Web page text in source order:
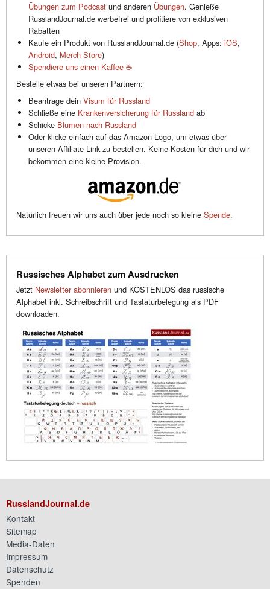
Übungen zum Podcast und anderen Übungen. Genieße
RusslandJournal.de werbefrei und profitiere von exklusiven
Rabatten
Kaufe ein Produkt von RusslandJournal.de (Shop, Apps: iOS,
Android, Merch Store)
Spendiere uns einen Kaffee ☕️
Bestelle etwas bei unseren Partnern:
Beantrage dein Visum für Russland
Schließe eine Krankenversicherung für Russland ab
Schicke Blumen nach Russland
Oder klicke einfach auf das Amazon-Logo, um etwas über
unseren Affiliate-Link zu bestellen. Keine Kosten für dich und wir
bekommen eine kleine Provision.
Natürlich freuen wir uns auch über jede noch so kleine Spende.
Russisches Alphabet zum Ausdrucken
Jetzt Newsletter abonnieren und KOSTENLOS das russische
Alphabet inkl. Schreibschrift und Tastaturbelegung als PDF
downloaden.
RusslandJournal.de
Kontakt
Sitemap
Media-Daten
Impressum
Datenschutz
Spenden